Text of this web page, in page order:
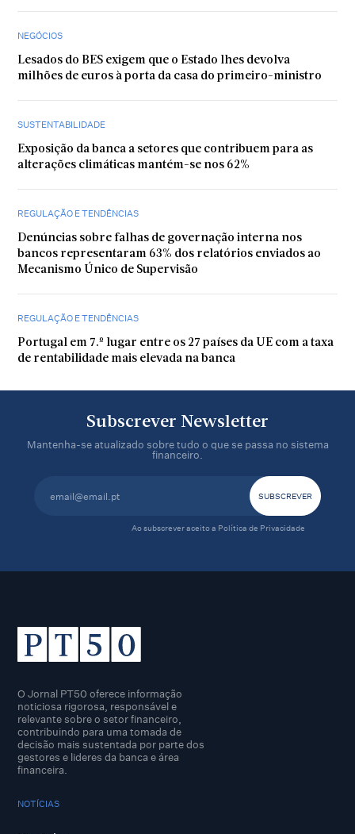
NEGÓCIOS
Lesados do BES exigem que o Estado lhes devolva
milhões de euros à porta da casa do primeiro-ministro
SUSTENTABILIDADE
Exposição da banca a setores que contribuem para as
alterações climáticas mantém-se nos 62%
REGULAÇÃO E TENDÊNCIAS
Denúncias sobre falhas de governação interna nos
bancos representaram 63% dos relatórios enviados ao
Mecanismo Único de Supervisão
REGULAÇÃO E TENDÊNCIAS
Portugal em 7.º lugar entre os 27 países da UE com a taxa
de rentabilidade mais elevada na banca
Subscrever Newsletter
Mantenha-se atualizado sobre tudo o que se passa no sistema
financeiro.
Ao subscrever aceito a Política de Privacidade
O Jornal PT50 oferece informação
noticiosa rigorosa, responsável e
relevante sobre o setor financeiro,
contribuindo para uma tomada de
decisão mais sustentada por parte dos
gestores e lideres da banca e área
financeira.
NOTÍCIAS